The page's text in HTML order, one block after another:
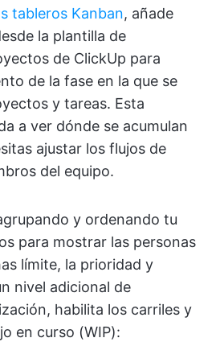
tableros Kanban, añade
la plantilla de
de ClickUp para
de la fase en la que se
y tareas. Esta
a ver dónde se acumulan
ajustar los flujos de
del equipo.
y ordenando tu
para mostrar las personas
límite, la prioridad y
nivel adicional de
habilita los carriles y
en curso (WIP):